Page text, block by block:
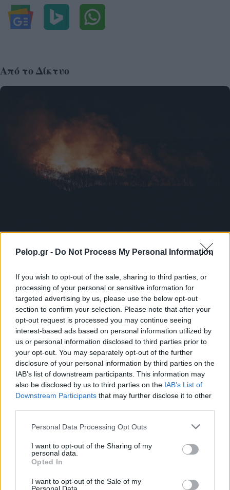
Pelop.gr - Do Not Process My Personal Information
If you wish to opt-out of the sale, sharing to third parties, or
processing of your personal or sensitive information for
targeted advertising by us, please use the below opt-out
section to confirm your selection. Please note that after your
opt-out request is processed you may continue seeing
interest-based ads based on personal information utilized by
us or personal information disclosed to third parties prior to
your opt-out. You may separately opt-out of the further
disclosure of your personal information by third parties on the
IAB’s list of downstream participants. This information may
also be disclosed by us to third parties on the IAB’s List of
Downstream Participants that may further disclose it to other
Please note that this website/app uses one or more Google
not limited to your visit or usage behaviour. You may click to
grant or deny consent to Google and its third-party tags to
use your data for below specified purposes in below Google
consent section.
Personal Data Processing Opt Outs
I want to opt-out of the Sharing of my
personal data.
Opted In
I want to opt-out of the Sale of my
Από το Δίκτυο
Πώς να προστατευτείτε από τον καπνό των πυρκαγιών
CMF Clip Pro: Τα open-ear earbuds της Nothing με θήκη